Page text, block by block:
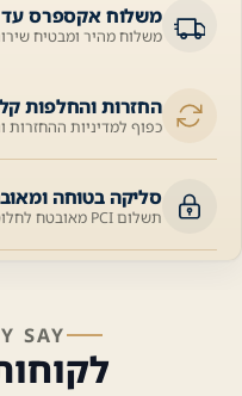
משלוח אקספרס עד
משלוח מהיר ומבטיח
החזרות והחלפות
כפוף למדיניות
סליקה בטוחה
תשלום PCI מאובטח לחלוטין
SAY